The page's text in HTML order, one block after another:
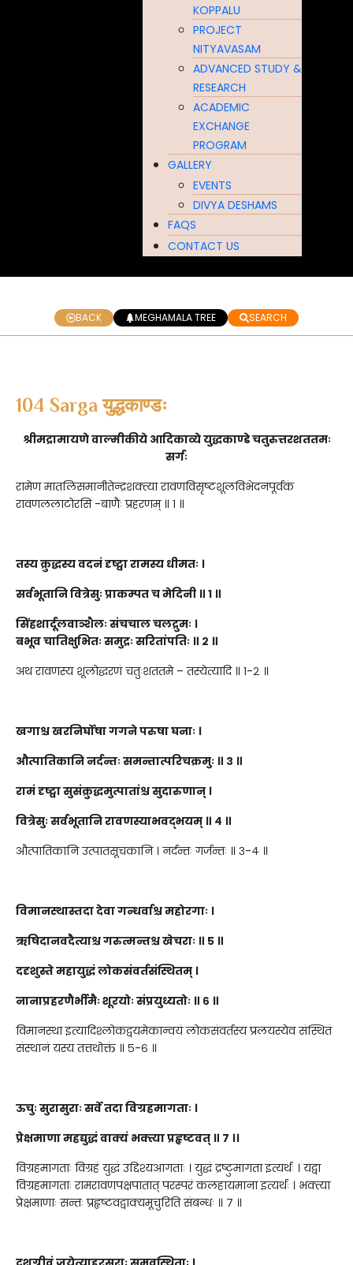
KOPPALU
PROJECT
NITYAVASAM
ADVANCED STUDY &
RESEARCH
ACADEMIC
EXCHANGE
PROGRAM
GALLERY
EVENTS
DIVYA DESHAMS
FAQS
CONTACT US
BACK MEGHAMALA TREE SEARCH
104 Sarga युद्धकाण्डः
श्रीमद्रामायणे वाल्मीकीये आदिकाव्ये युद्धकाण्डे चतुरुत्तरशततमः
सर्गः
रामेण मातलिसमानीतेन्द्रशक्त्या रावणविसृष्टशूलविभेदनपूर्वकं
रावणललाटोरसि -बाणैः प्रहरणम् ॥ १ ॥
तस्य क्रुद्धस्य वदनं दृष्ट्वा रामस्य धीमतः ।
सर्वभूतानि वित्रेसुः प्राकम्पत च मेदिनी ॥ १ ॥
सिंहशार्दूलवाञ्शैलः संचचाल चलद्रुमः ।
बभूव चातिक्षुभितः समुद्रः सरितांपतिः ॥ २ ॥
अथ रावणस्य शूलोद्धरणं चतुःशततमे – तस्येत्यादि ॥ १-२ ॥
खगाश्च खरनिर्घोषा गगने परुषा घनाः ।
औत्पातिकानि नर्दन्तः समन्तात्परिचक्रमुः ॥ ३ ॥
रामं दृष्ट्वा सुसंक्रुद्धमुत्पातांश्च सुदारुणान् ।
वित्रेसुः सर्वभूतानि रावणस्याभवद्भयम् ॥ ४ ॥
औत्पातिकानि उत्पातसूचकानि । नर्दन्तः गर्जन्तः ॥ ३-४ ॥
विमानस्थास्तदा देवा गन्धर्वाश्च महोरगाः ।
ऋषिदानवदैत्याश्च गरुत्मन्तश्च खेचराः ॥ ५ ॥
ददृशुस्ते महायुद्धं लोकसंवर्तसंस्थितम् ।
नानाप्रहरणैर्भीमैः शूरयोः संप्रयुध्यतोः ॥ ६ ॥
विमानस्था इत्यादिश्लोकद्वयमेकान्वयं लोकसंवर्तस्य प्रलयस्येव संस्थितं
संस्थानं यस्य तत्तथोक्तं ॥ ५-६ ॥
ऊचुः सुरासुराः सर्वे तदा विग्रहमागताः ।
प्रेक्षमाणा महद्युद्धं वाक्यं भक्त्या प्रहृष्टवत् ॥ ७ ।।
विग्रहमागताः विग्रहं युद्धं उद्दिश्यआगताः । युद्धं द्रष्टुमागता इत्यर्थः । यद्वा
विग्रहमागताः रामरावणपक्षपातात् परस्परं कलहायमाना इत्यर्थः । भक्त्या
प्रेक्षमाणाः सन्तः प्रहृष्टवद्वाक्यमूचुरिति संबन्धः ॥ ७ ॥